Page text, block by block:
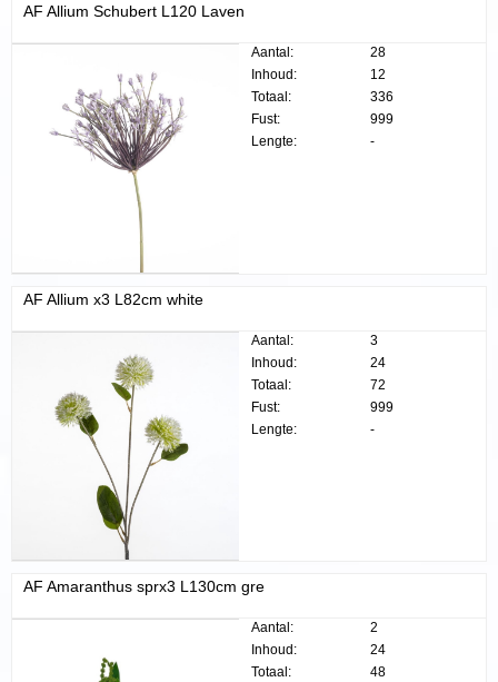
AF Allium Schubert L120 Laven
Aantal:
28
Inhoud:
12
Totaal:
336
Fust:
999
Lengte:
-
AF Allium x3 L82cm white
Aantal:
3
Inhoud:
24
Totaal:
72
Fust:
999
Lengte:
-
AF Amaranthus sprx3 L130cm gre
Aantal:
2
Inhoud:
24
Totaal:
48